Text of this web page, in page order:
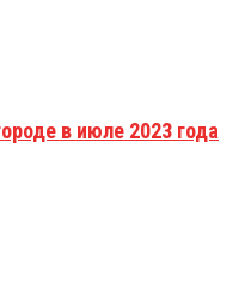
в июле 2023 года